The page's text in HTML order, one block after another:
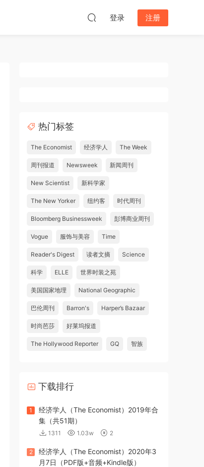
登录 注册
热门标签
The Economist 经济学人 The Week
周刊报道 Newsweek 新闻周刊
New Scientist 新科学家
The New Yorker 纽约客 时代周刊
Bloomberg Businessweek 彭博商业周刊
Vogue 服饰与美容 Time
Reader's Digest 读者文摘 Science
科学 ELLE 世界时装之苑
美国国家地理 National Geographic
巴伦周刊 Barron's Harper’s Bazaar
时尚芭莎 好莱坞报道
The Hollywood Reporter GQ 智族
下载排行
1
经济学人（The Economist）2019年合
集（共51期）
1311 1.03w 2
2
经济学人（The Economist）2020年3
月7日（PDF版+音频+Kindle版）